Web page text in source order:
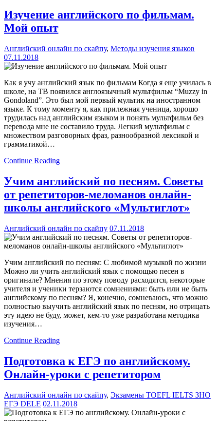
Изучение английского по фильмам.
Мой опыт
Английский онлайн по скайпу, Методы изучения языков
07.11.2018
Как я учу английский язык по фильмам Когда я еще училась в
школе, на ТВ появился англоязычный мультфильм “Muzzy in
Gondoland”. Это был мой первый мультик на иностранном
языке. К тому моменту я, как прилежная ученица, хорошо
трудилась над английским языком и понять мультфильм без
перевода мне не составило труда. Легкий мультфильм с
множеством разговорных фраз, разнообразной лексикой и
грамматикой…
Continue Reading
Учим английский по песням. Советы
от репетиторов-меломанов онлайн-
школы английского «Мультиглот»
Английский онлайн по скайпу 07.11.2018
Учим английский по песням: С любимой музыкой по жизни
Можно ли учить английский язык с помощью песен в
оригинале? Мнения по этому поводу расходятся, некоторые
учителя и ученики терзаются сомнениями: быть или не быть
английскому по песням? Я, конечно, сомневаюсь, что можно
полностью выучить английский язык по песням, но отрицать
эту идею не буду, может, кем-то уже разработана методика
изучения…
Continue Reading
Подготовка к ЕГЭ по английскому.
Онлайн-уроки с репетитором
Английский онлайн по скайпу, Экзамены TOEFL IELTS ЗНО
ЕГЭ DELE 02.11.2018